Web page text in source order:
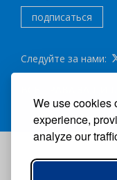
We use cookies
experience,
analyze our
подписаться
Следуйте за нами: